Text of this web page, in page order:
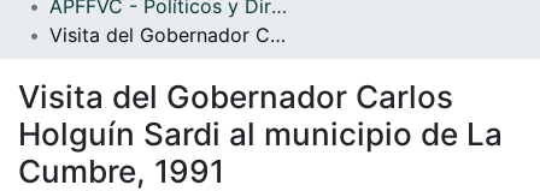
APFFVC - Políticos y Dirigentes - Patrimonial
Visita del Gobernador Carlos Holguín Sardi al municipio de La Cumbre, 1991
Visita del Gobernador Carlos
Holguín Sardi al municipio de La
Cumbre, 1991